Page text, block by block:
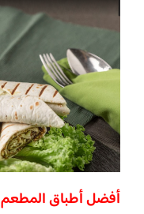
أفضل أطباق المطعم